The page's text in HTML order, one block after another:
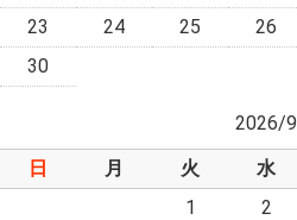
23
24 25 26
30
2026/9
日
月 火 水
1
2